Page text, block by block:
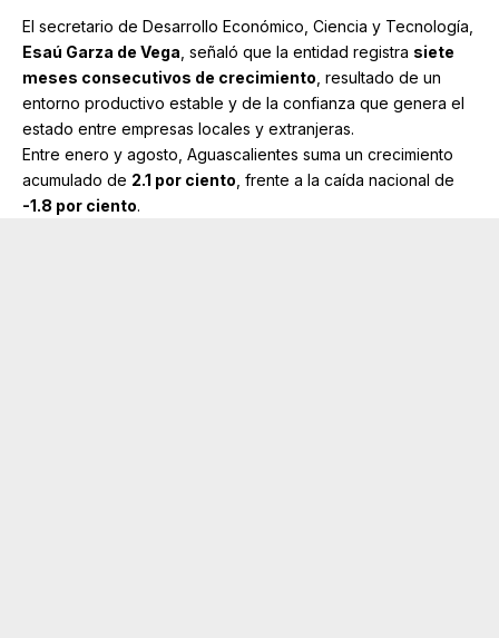
El secretario de Desarrollo Económico, Ciencia y Tecnología,
Esaú Garza de Vega, señaló que la entidad registra siete
meses consecutivos de crecimiento, resultado de un
entorno productivo estable y de la confianza que genera el
estado entre empresas locales y extranjeras.
Entre enero y agosto, Aguascalientes suma un crecimiento
acumulado de 2.1 por ciento, frente a la caída nacional de
-1.8 por ciento.